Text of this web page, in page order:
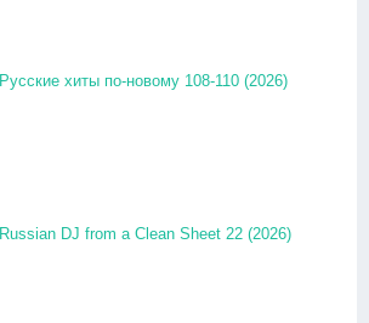
Русские хиты по-новому 108-110 (2026)
Russian DJ from a Clean Sheet 22 (2026)